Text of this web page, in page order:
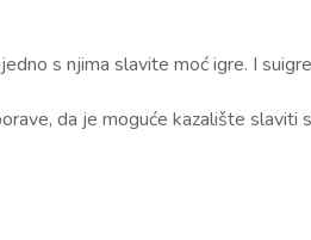
s njima slavite moć igre. I
da je moguće kazalište slaviti